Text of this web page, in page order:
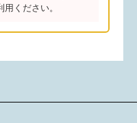
ください。